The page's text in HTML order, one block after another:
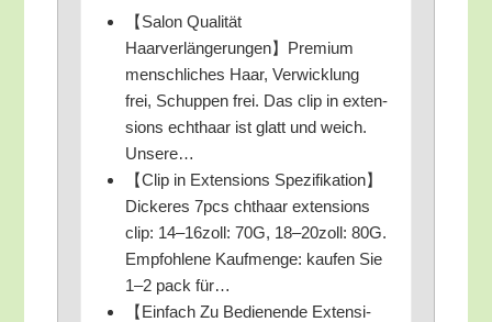
【Salon Qua­li­tät
Haarverlängerungen】Premium
mensch­li­ches Haar, Ver­wick­lung
frei, Schup­pen frei. Das clip in exten­
si­ons echt­haar ist glatt und weich.
Unsere…
【Clip in Exten­si­ons Spezifikation】
Dickeres 7pcs cht­haar exten­si­ons
clip: 14–16zoll: 70G, 18–20zoll: 80G.
Emp­foh­le­ne Kauf­men­ge: kau­fen Sie
1–2 pack für…
【Ein­fach Zu Bedie­nen­de Exten­si­